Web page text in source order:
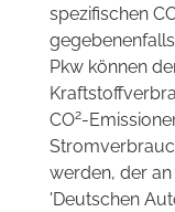
spezifischen
Pkw können
CO2-
werden, der
'Deutschen